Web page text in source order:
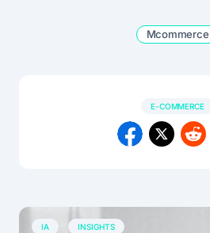
Mcommerce
E-COMMERCE
IA INSIGHTS